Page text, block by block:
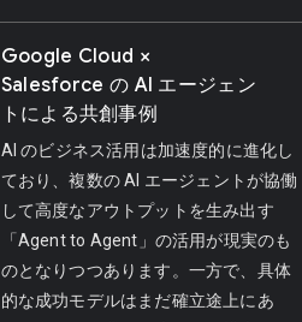
Google Cloud ×
Salesforce の AI エージェン
トによる共創事例
AI のビジネス活用は加速度的に進化し
ており、複数の AI エージェントが協働
して高度なアウトプットを生み出す
「Agent to Agent」の活用が現実のも
のとなりつつあります。一方で、具体
的な成功モデルはまだ確立途上にあ